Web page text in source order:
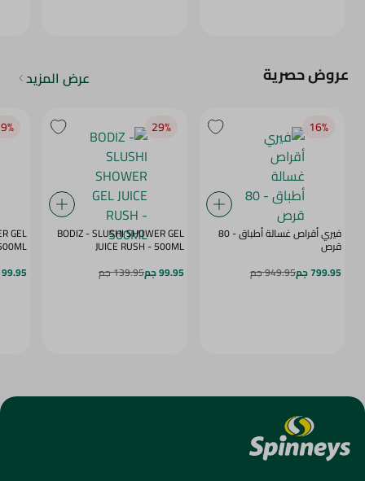
عروض حصرية عرض المزيد
16‎%‎
فيري أقراص غسالة أطباق - 80
قرص
799.95 جم
949.95 جم
29‎%‎
BODIZ - SLUSHI SHOWER GEL
JUICE RUSH - 500ML
99.95 جم
139.95 جم
GEL
DAZE - 500ML
99.95 جم